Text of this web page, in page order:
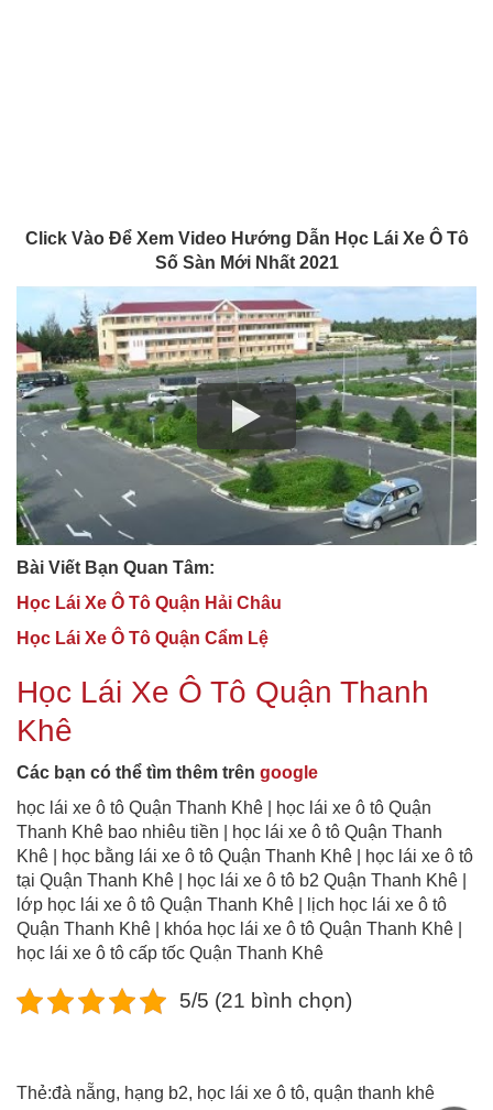
Click Vào Để Xem Video Hướng Dẫn Học Lái Xe Ô Tô
Số Sàn Mới Nhất 2021
Bài Viết Bạn Quan Tâm:
Học Lái Xe Ô Tô Quận Hải Châu
Học Lái Xe Ô Tô Quận Cẩm Lệ
Học Lái Xe Ô Tô Quận Thanh
Khê
Các bạn có thể tìm thêm trên google
học lái xe ô tô Quận Thanh Khê | học lái xe ô tô Quận
Thanh Khê bao nhiêu tiền | học lái xe ô tô Quận Thanh
Khê | học bằng lái xe ô tô Quận Thanh Khê | học lái xe ô tô
tại Quận Thanh Khê | học lái xe ô tô b2 Quận Thanh Khê |
lớp học lái xe ô tô Quận Thanh Khê | lịch học lái xe ô tô
Quận Thanh Khê | khóa học lái xe ô tô Quận Thanh Khê |
học lái xe ô tô cấp tốc Quận Thanh Khê
5/5 (21 bình chọn)
Thẻ:đà nẵng, hạng b2, học lái xe ô tô, quận thanh khê